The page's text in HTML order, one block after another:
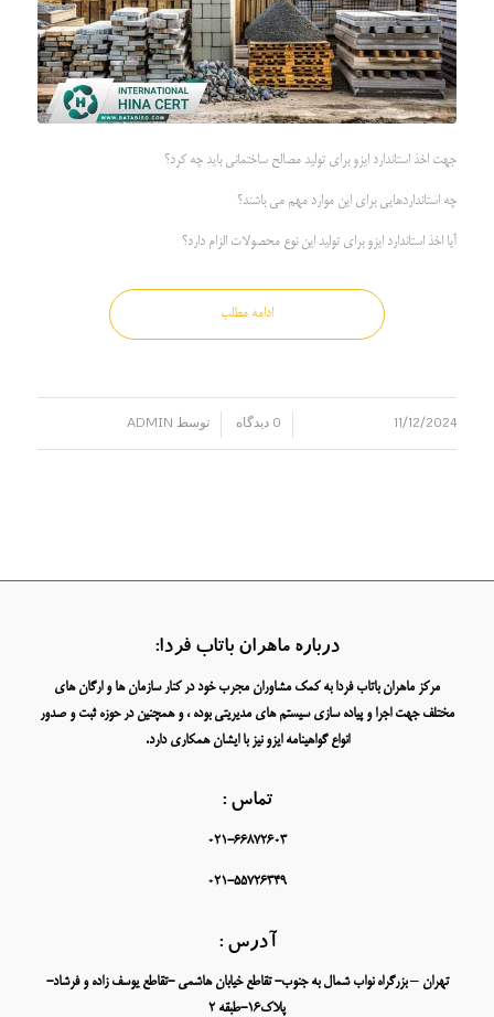
جهت اخذ استاندارد ایزو برای تولید مصالح ساختمانی باید چه کرد؟
چه استانداردهایی برای این موارد مهم می باشند؟
آیا اخذ استاندارد ایزو برای تولید این نوع محصولات الزام دارد؟
ادامه مطلب
11/12/2024 0 دیدگاه توسط ADMIN
درباره ماهران باتاب فردا:
مرکز ماهران باتاب فردا به کمک مشاوران مجرب خود در کنار سازمان ها و ارگان های
مختلف جهت اجرا و پیاده سازی سیستم های مدیریتی بوده ، و همچنین در حوزه ثبت و صدور
انواع گواهینامه ایزو نیز با ایشان همکاری دارد.
تماس :
021-66872603
021-55726349
آدرس :
تهران – بزرگراه نواب شمال به جنوب- تقاطع خیابان هاشمی -تقاطع یوسف زاده و فرشاد-
پلاک16-طبقه 2